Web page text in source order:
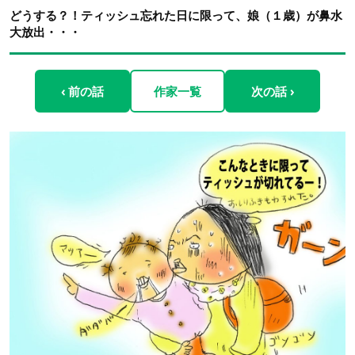
どうする？！ティッシュ忘れた日に限って、娘（１歳）が鼻水
大放出・・・
‹ 前の話 作家一覧 次の話 ›